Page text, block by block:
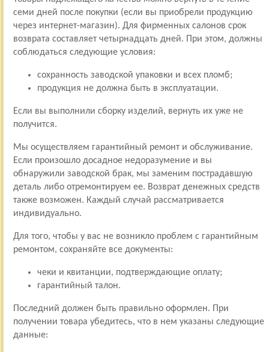
семи дней после покупки (если вы приобрели продукцию
через интернет-магазин). Для фирменных салонов срок
возврата составляет четырнадцать дней. При этом, должны
соблюдаться следующие условия:
сохранность заводской упаковки и всех пломб;
продукция не должна быть в эксплуатации.
Если вы выполнили сборку изделий, вернуть их уже не
получится.
Мы осуществляем гарантийный ремонт и обслуживание.
Если произошло досадное недоразумение и вы
обнаружили заводской брак, мы заменим пострадавшую
деталь либо отремонтируем ее. Возврат денежных средств
также возможен. Каждый случай рассматривается
индивидуально.
Для того, чтобы у вас не возникло проблем с гарантийным
ремонтом, сохраняйте все документы:
чеки и квитанции, подтверждающие оплату;
гарантийный талон.
Последний должен быть правильно оформлен. При
получении товара убедитесь, что в нем указаны следующие
данные: